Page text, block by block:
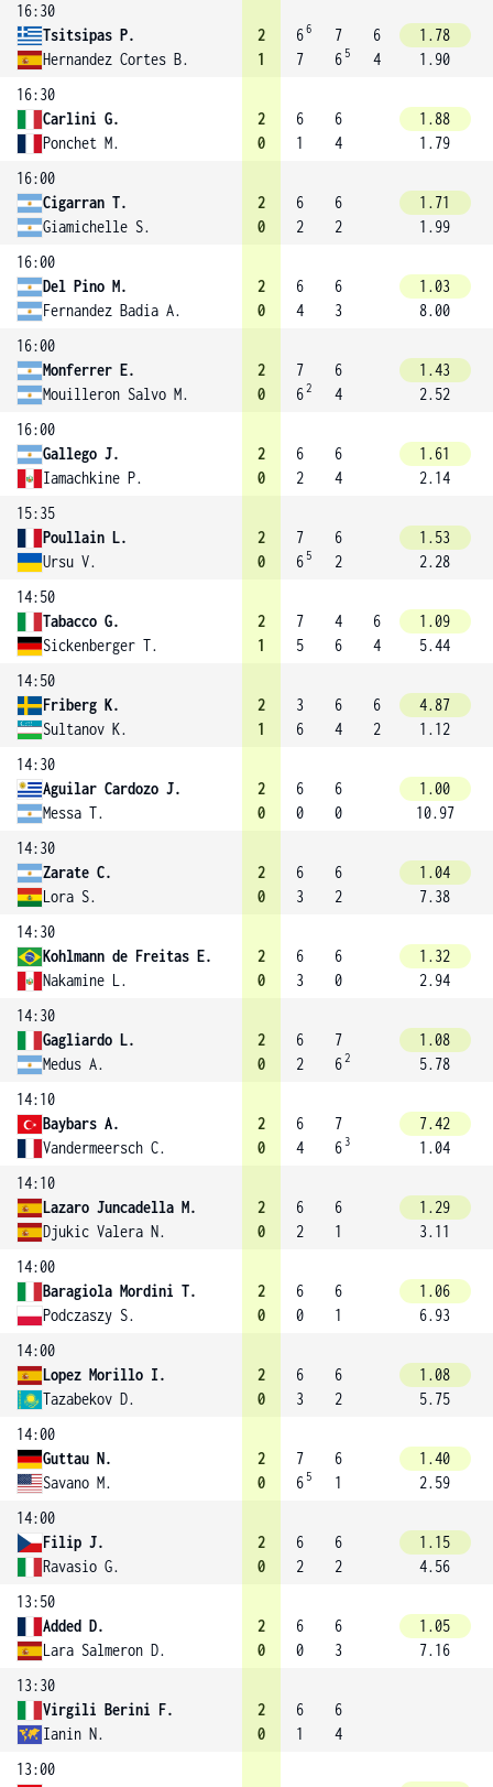
16:30
Tsitsipas P.
Hernandez Cortes B.
2
1
66
7
7
6 5
6
4
1.78
1.90
16:30
Carlini G.
Ponchet M.
2
0
6
1
6
4
1.88
1.79
16:00
Cigarran T.
Giamichelle S.
2
0
6
2
6
2
1.71
1.99
16:00
Del Pino M.
Fernandez Badia A.
2
0
6
4
6
3
1.03
8.00
16:00
Monferrer E.
Mouilleron Salvo M.
2
0
7
62
6
4
1.43
2.52
16:00
Gallego J.
Iamachkine P.
2
0
6
2
6
4
1.61
2.14
15:35
Poullain L.
Ursu V.
2
0
7
6 5
6
2
1.53
2.28
14:50
Tabacco G.
Sickenberger T.
2
1
7
5
4
6
6
4
1.09
5.44
14:50
Friberg K.
Sultanov K.
2
1
3
6
6
4
6
2
4.87
1.12
14:30
Aguilar Cardozo J.
Messa T.
2
0
6
0
6
0
1.00
10.97
14:30
Zarate C.
Lora S.
2
0
6
3
6
2
1.04
7.38
14:30
Kohlmann de Freitas E.
Nakamine L.
2
0
6
3
6
0
1.32
2.94
14:30
Gagliardo L.
Medus A.
2
0
6
2
7
62
1.08
5.78
14:10
Baybars A.
Vandermeersch C.
2
0
6
4
7
6 3
7.42
1.04
14:10
Lazaro Juncadella M.
Djukic Valera N.
2
0
6
2
6
1
1.29
3.11
14:00
Baragiola Mordini T.
Podczaszy S.
2
0
6
0
6
1
1.06
6.93
14:00
Lopez Morillo I.
Tazabekov D.
2
0
6
3
6
2
1.08
5.75
14:00
Guttau N.
Savano M.
2
0
7
6 5
6
1
1.40
2.59
14:00
Filip J.
Ravasio G.
2
0
6
2
6
2
1.15
4.56
13:50
Added D.
Lara Salmeron D.
2
0
6
0
6
3
1.05
7.16
13:30
Virgili Berini F.
Ianin N.
2
0
6
1
6
4
13:00